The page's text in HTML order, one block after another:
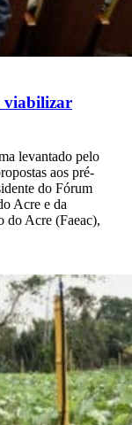
viabilizar
levantado pelo
aos pré-
do Fórum
Acre e da
do Acre (Faeac),